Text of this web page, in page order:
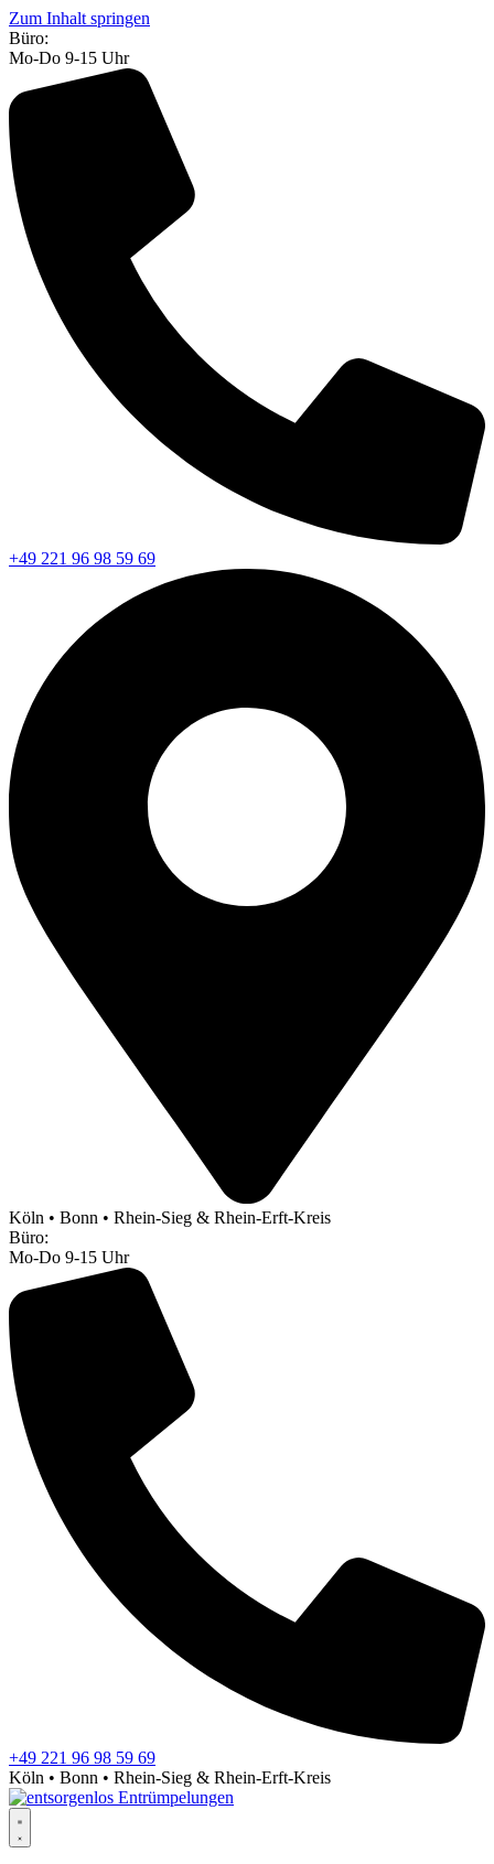
Zum Inhalt springen
Büro:
Mo-Do 9-15 Uhr
+49 221 96 98 59 69
Köln • Bonn • Rhein-Sieg & Rhein-Erft-Kreis
Büro:
Mo-Do 9-15 Uhr
+49 221 96 98 59 69
Köln • Bonn • Rhein-Sieg & Rhein-Erft-Kreis